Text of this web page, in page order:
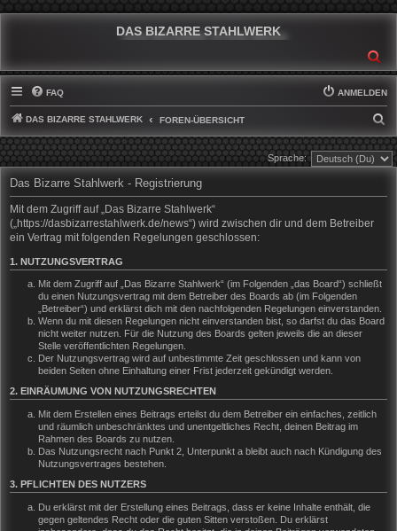
DAS BIZARRE STAHLWERK
FAQ ANMELDEN
DAS BIZARRE STAHLWERK FOREN-ÜBERSICHT
U
C
Sprache:
Das Bizarre Stahlwerk - Registrierung
Mit dem Zugriff auf „Das Bizarre Stahlwerk“
(„https://dasbizarrestahlwerk.de/news“) wird zwischen dir und dem Betreiber
ein Vertrag mit folgenden Regelungen geschlossen:
1. NUTZUNGSVERTRAG
Mit dem Zugriff auf „Das Bizarre Stahlwerk“ (im Folgenden „das Board“) schließt
du einen Nutzungsvertrag mit dem Betreiber des Boards ab (im Folgenden
„Betreiber“) und erklärst dich mit den nachfolgenden Regelungen einverstanden.
Wenn du mit diesen Regelungen nicht einverstanden bist, so darfst du das Board
nicht weiter nutzen. Für die Nutzung des Boards gelten jeweils die an dieser
Stelle veröffentlichten Regelungen.
Der Nutzungsvertrag wird auf unbestimmte Zeit geschlossen und kann von
beiden Seiten ohne Einhaltung einer Frist jederzeit gekündigt werden.
2. EINRÄUMUNG VON NUTZUNGSRECHTEN
Mit dem Erstellen eines Beitrags erteilst du dem Betreiber ein einfaches, zeitlich
und räumlich unbeschränktes und unentgeltliches Recht, deinen Beitrag im
Rahmen des Boards zu nutzen.
Das Nutzungsrecht nach Punkt 2, Unterpunkt a bleibt auch nach Kündigung des
Nutzungsvertrages bestehen.
3. PFLICHTEN DES NUTZERS
Du erklärst mit der Erstellung eines Beitrags, dass er keine Inhalte enthält, die
gegen geltendes Recht oder die guten Sitten verstoßen. Du erklärst